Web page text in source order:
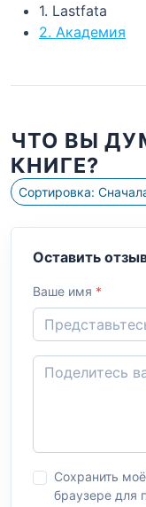
1. Lastfata
2. Академия
ЧТО ВЫ
КНИГЕ?
Сортировка:
Оставить
Ваше имя *
Сохранить
браузере для